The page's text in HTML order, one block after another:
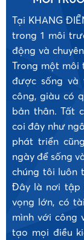
Tại KHANG
trong 1 môi
động và
Trong một môi
được sống và
công, giàu có
bản thân. Tất
coi đây như
phát triển
ngày để sống
chúng tôi luôn
Đây là nơi tập
vọng lớn, có
mình với công
tạo mọi điều